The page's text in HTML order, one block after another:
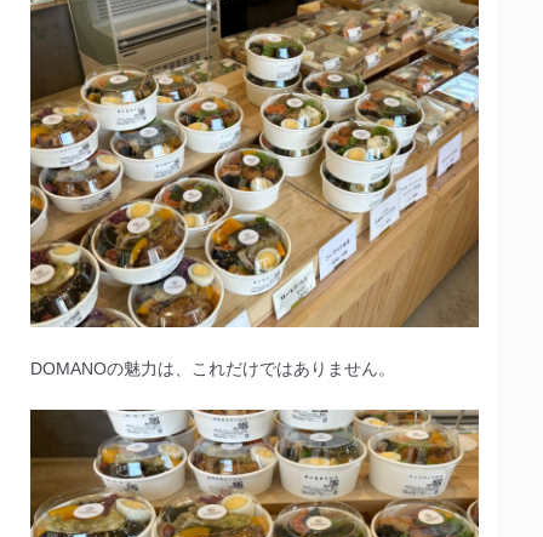
DOMANOの魅力は、これだけではありません。